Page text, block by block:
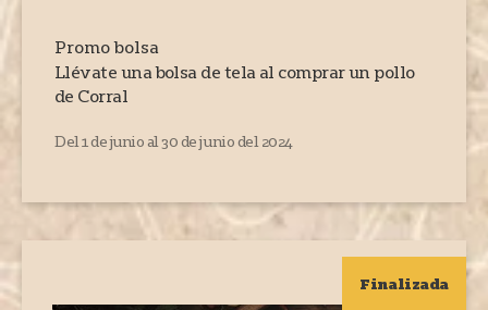
Promo bolsa
Llévate una bolsa de tela al comprar un pollo
de Corral
Del 1 de junio al 30 de junio del 2024
Finalizada